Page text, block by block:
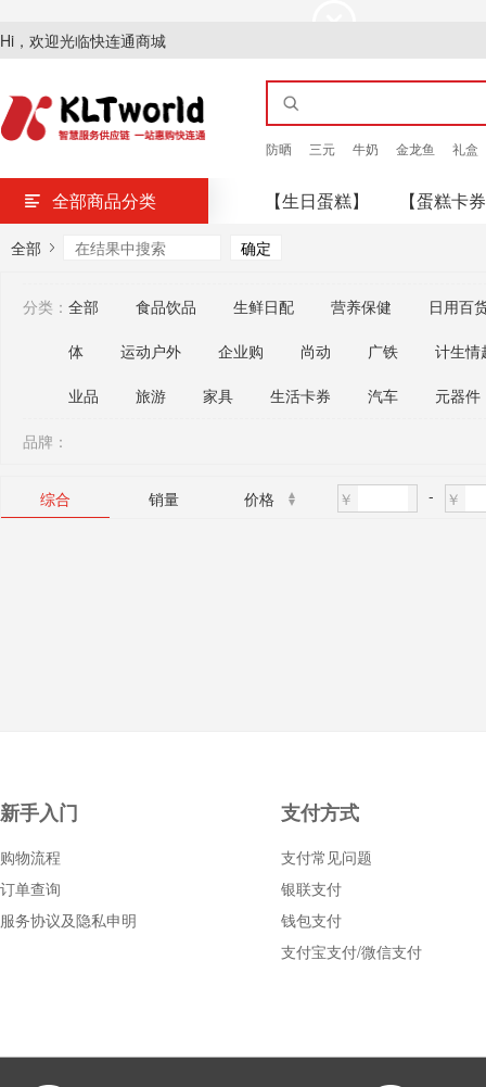
Hi，欢迎光临快连通商城
防晒 三元 牛奶 金龙鱼 礼盒
全部商品分类 【生日蛋糕】 【蛋糕卡
全部
分类： 全部 食品饮品 生鲜日配 营养保健 日用百
体 运动户外 企业购 尚动 广铁 计生情
业品 旅游 家具 生活卡券 汽车 元器件
品牌：
综合 销量 价格 ￥ - ￥
新手入门
购物流程
订单查询
服务协议及隐私申明
支付方式
支付常见问题
银联支付
钱包支付
支付宝支付/微信支付